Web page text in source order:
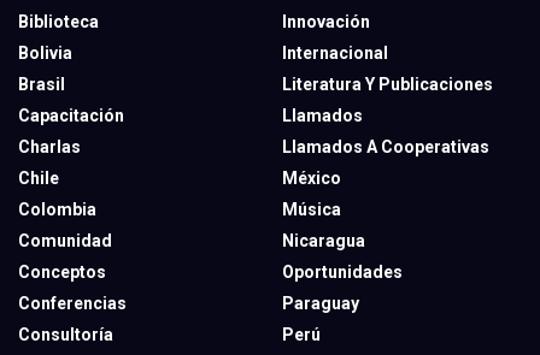
Biblioteca
Bolivia
Brasil
Capacitación
Charlas
Chile
Colombia
Comunidad
Conceptos
Conferencias
Consultoría
Innovación
Internacional
Literatura Y Publicaciones
Llamados
Llamados A Cooperativas
México
Música
Nicaragua
Oportunidades
Paraguay
Perú